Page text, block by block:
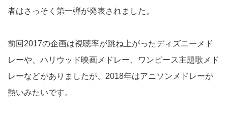
者はさっそく第一弾が発表されました。
前回2017の企画は視聴率が跳ね上がったディズニーメド
レーや、ハリウッド映画メドレー、ワンピース主題歌メド
レーなどがありましたが、2018年はアニソンメドレーが
熱いみたいです。